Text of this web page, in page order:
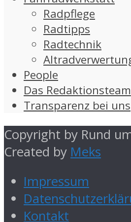
Radpflege
Radtipps
Radtechnik
People
Das Redaktionsteam
Transparenz bei uns
Copyright by Rund
Created by Meks
Impressum
Kontakt